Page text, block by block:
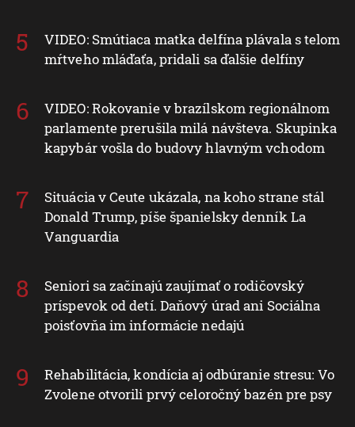
VIDEO: Smútiaca matka delfína plávala s telom
mŕtveho mláďaťa, pridali sa ďalšie delfíny
VIDEO: Rokovanie v brazílskom regionálnom
parlamente prerušila milá návšteva. Skupinka
kapybár vošla do budovy hlavným vchodom
Situácia v Ceute ukázala, na koho strane stál
Donald Trump, píše španielsky denník La
Vanguardia
Seniori sa začínajú zaujímať o rodičovský
príspevok od detí. Daňový úrad ani Sociálna
poisťovňa im informácie nedajú
Rehabilitácia, kondícia aj odbúranie stresu: Vo
Zvolene otvorili prvý celoročný bazén pre psy